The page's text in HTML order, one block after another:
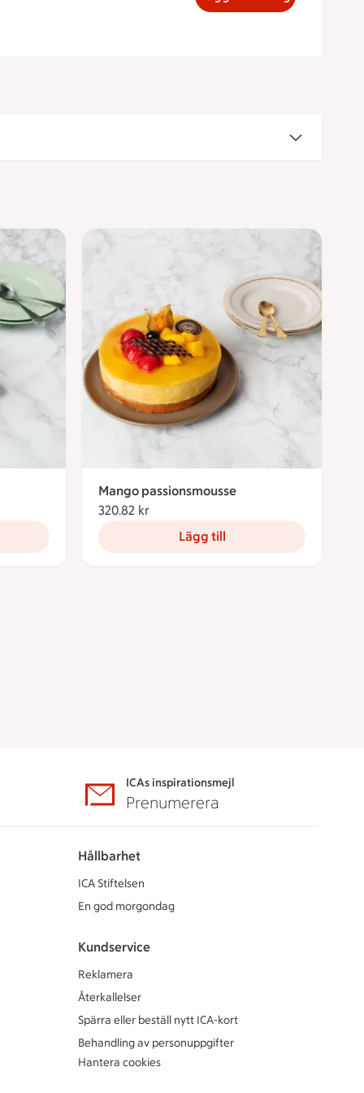
Mango passionsmousse
320.82 kr
Lägg till
ICAs inspirationsmejl
Prenumerera
Hållbarhet
ICA Stiftelsen
En god morgondag
Kundservice
Reklamera
Återkallelser
Spärra eller beställ nytt ICA-kort
Behandling av personuppgifter
Hantera cookies